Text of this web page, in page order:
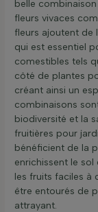
belle
fleurs vivaces
fleurs ajoutent de
qui est essentiel
comestibles tels
côté de plantes
créant ainsi un
combinaisons
biodiversité et la
fruitières pour
bénéficient de la
enrichissent le
les fruits faciles à
être entourés de
attrayant.